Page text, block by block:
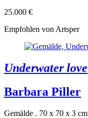
25.000 €
Empfohlen von Artsper
Underwater love
Barbara Piller
Gemälde . 70 x 70 x 3 cm